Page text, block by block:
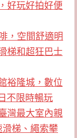
好玩好拍好便
，空間舒適明
梯和超狂巴士
裕隆城，數位
不限時暢玩
灣最大室內親
梯、繩索攀